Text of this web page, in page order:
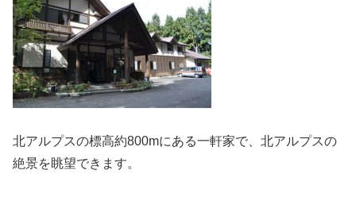
北アルプスの標高約800mにある一軒家で、北アルプスの
絶景を眺望できます。